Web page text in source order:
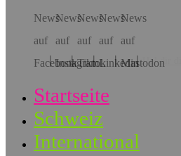
Hol dir
Startseite
Schweiz
International